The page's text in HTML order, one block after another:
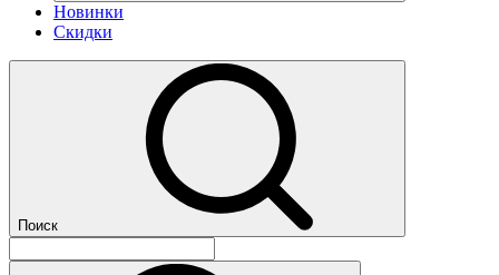
Новинки
Скидки
Поиск